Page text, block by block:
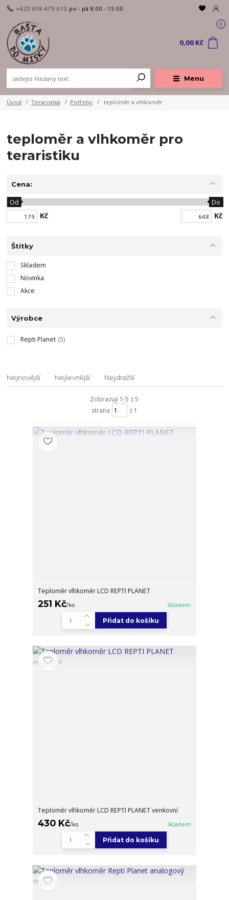
Menu
+420 608 479 610 po - pá 8:00 - 15:00
0
0,00 Kč
Úvod Teraristika Potřeby teploměr a vlhkoměr
teploměr a vlhkoměr pro
teraristiku
Cena:
Kč
Od Do
Kč
Štítky
Skladem
Novinka
Akce
Výrobce
Repti Planet (5)
Nejnovější Nejlevnější Nejdražší
Zobrazuji 1-5 z 5
strana
z 1
Teploměr vlhkoměr LCD REPTI PLANET
251 Kč/ks Skladem
Přidat do košíku
Teploměr vlhkoměr LCD REPTI PLANET venkovní
430 Kč/ks Skladem
Přidat do košíku